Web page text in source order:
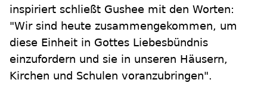
inspiriert schließt Gushee mit den Worten:
"Wir sind heute zusammengekommen, um
diese Einheit in Gottes Liebesbündnis
einzufordern und sie in unseren Häusern,
Kirchen und Schulen voranzubringen".